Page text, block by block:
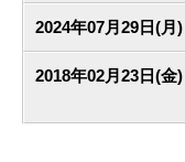
2024年07月29日(月)
2018年02月23日(金)